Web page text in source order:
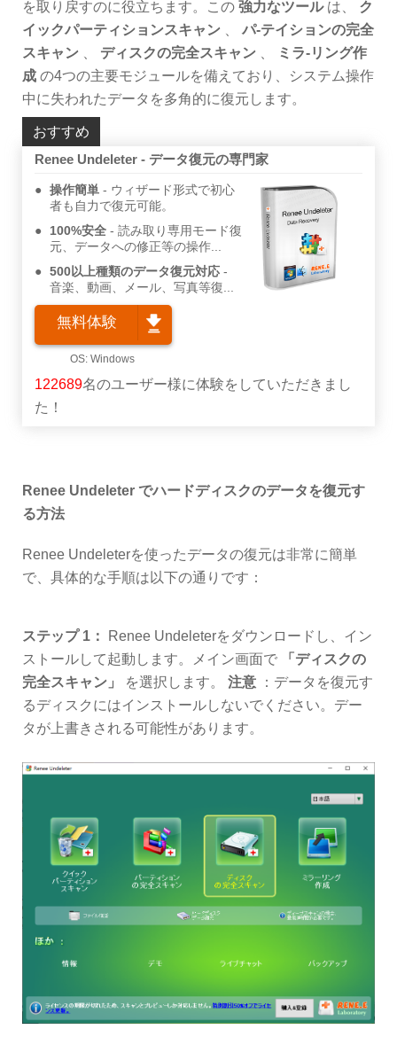
を取り戻すのに役立ちます。この 強力なツールは、 ク
イックパーティションスキャン
パ-テイションの完全
スキャン
ディスクの完全スキャン
ミラ-リング作
成 の4つの主要モジュールを備えており、システム操作
中に失われたデータを多角的に復元します。
おすすめ
Renee Undeleter - データ復元の専門家
操作簡単
ウィザード形式で初心
者も自力で復元可能。
100%安全
読み取り専用モード復
元、データへの修正等の操作...
500以上種類のデータ復元対応
音楽、動画、メール、写真等復...
無料体験
122689名のユーザー様に体験をしていただきまし
た！
Renee Undeleter でハードディスクのデータを復元す
る方法
Renee Undeleterを使ったデータの復元は非常に簡単
で、具体的な手順は以下の通りです：
ステップ 1：
Renee Undeleterをダウンロードし、イン
ストールして起動します。メイン画面で
「ディスクの
完全スキャン」
を選択します。 注意 ：データを復元す
るディスクにはインストールしないでください。デー
タが上書きされる可能性があります。